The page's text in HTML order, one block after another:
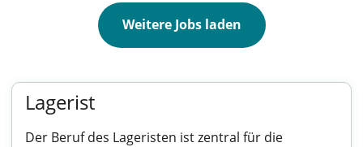
Weitere Jobs laden
Lagerist
Der Beruf des Lageristen ist zentral für die